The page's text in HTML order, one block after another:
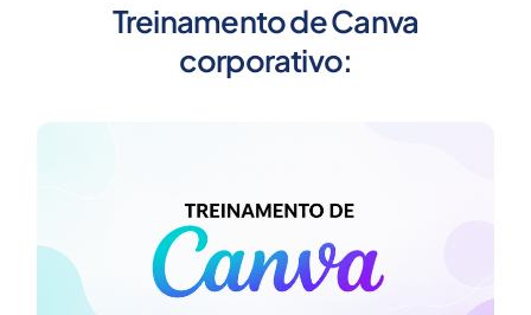
Treinamento de Canva
corporativo: